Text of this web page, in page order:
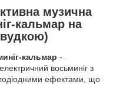
музична
кальмар на
кальмар -
восьминіг з
ефектами, що